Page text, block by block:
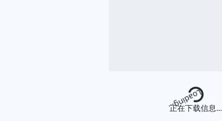
Loading...
正在下载信息...